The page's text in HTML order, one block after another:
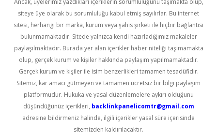
Ancak, üyelerimiz yazdıkları içeriklerin sorumluluğunu taşımakta olup,
siteye üye olarak bu sorumluluğu kabul etmiş sayılırlar. Bu internet
sitesi, herhangi bir marka, kurum veya şahıs şirketi ile hiçbir bağlantısı
bulunmamaktadır. Sitede yalnızca kendi hazırladığımız makaleler
paylaşılmaktadır. Burada yer alan içerikler haber niteliği taşımamakta
olup, gerçek kurum ve kişiler hakkında paylaşım yapılmamaktadır.
Gerçek kurum ve kişiler ile isim benzerlikleri tamamen tesadüfidir.
Sitemiz, kar amacı gütmeyen ve tamamen ücretsiz bir bilgi paylaşım
platformudur. Hukuka ve yasal düzenlemelere aykırı olduğunu
düşündüğünüz içerikleri, backlinkpanelicomtr@gmail.com
adresine bildirmeniz halinde, ilgili içerikler yasal süre içerisinde
sitemizden kaldırılacaktır.